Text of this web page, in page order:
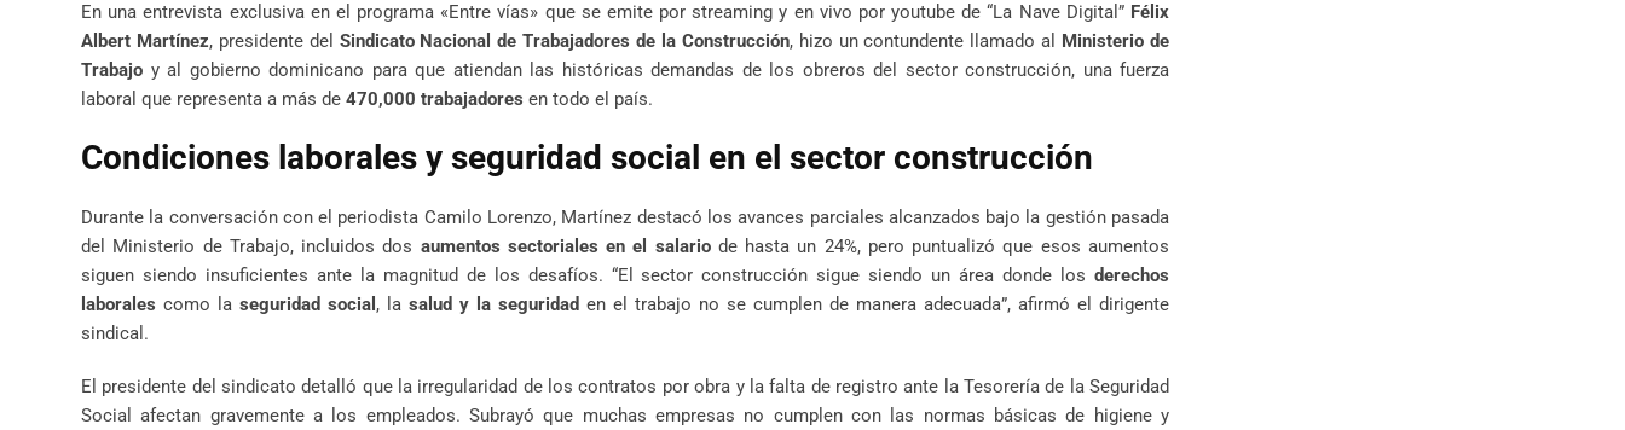
En una entrevista exclusiva en el programa «Entre vías» que se emite por streaming y en vivo por youtube de “La Nave Digital” Félix
Albert Martínez, presidente del Sindicato Nacional de Trabajadores de la Construcción, hizo un contundente llamado al
Ministerio de
Trabajo y al gobierno dominicano para que atiendan las históricas demandas de los obreros del sector construcción, una fuerza
laboral que representa a más de 470,000 trabajadores en todo el país.
Condiciones laborales y seguridad social en el sector construcción
Durante la conversación con el periodista Camilo Lorenzo, Martínez destacó los avances parciales alcanzados bajo la gestión pasada
del Ministerio de Trabajo, incluidos dos aumentos sectoriales en el salariode hasta un 24%, pero puntualizó que esos aumentos
siguen siendo insuficientes ante la magnitud de los desafíos. “El sector construcción sigue siendo un área donde los derechos
laborales como la seguridad social , la salud y la seguridad en el trabajo no se cumplen de manera adecuada”, afirmó el dirigente
sindical.
El presidente del sindicato detalló que la irregularidad de los contratos por obra y la falta de registro ante la Tesorería de la Seguridad
Social afectan gravemente a los empleados. Subrayó que muchas empresas no cumplen con las normas básicas de higiene y